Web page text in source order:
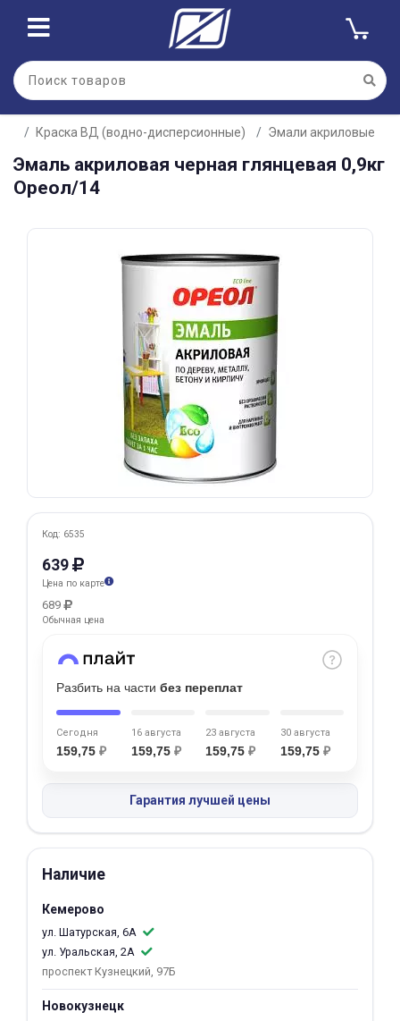
Краска ВД (водно-дисперсионные) Эмали акриловые
Эмаль акриловая черная глянцевая 0,9кг
Ореол/14
Код: 6535
639
Цена по карте
689
Обычная цена
Разбить на части без переплат
Сегодня
159,75 ₽
16 августа
159,75 ₽
23 августа
159,75 ₽
30 августа
159,75 ₽
Гарантия лучшей цены
Наличие
Кемерово
ул. Шатурская, 6А
ул. Уральская, 2А
проспект Кузнецкий, 97Б
Новокузнецк
Для клиентов всех банков
Разбейте
оплатуна части
без переплат
Добавляйте товары
в корзину
Оплачивайте сегодня только
25% картой любого банка
Получайте товар
выбранный способом
Оставшиеся
списыватьсяс вашей карты
по25%каждые 2 недели
об оплате Плайтом
недели
8 800 302-02-51